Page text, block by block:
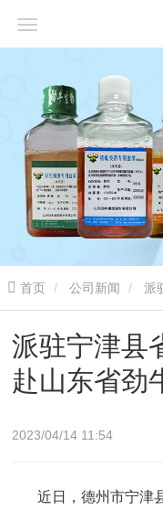
首页 公司新闻
牛集团调研
派驻宁津县
赴山东省劲
2023/04/14 11:54
近日，德州市宁津